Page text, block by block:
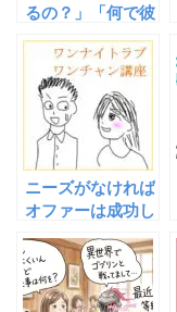
るの？」「何で彼
と聞かれた時の正
しい反応について
ニーズがなければ
オファーは成功し
よってニーズを高
めることもできる